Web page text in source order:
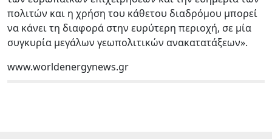
πολιτών και η χρήση του κάθετου διαδρόμου μπορεί
να κάνει τη διαφορά στην ευρύτερη περιοχή, σε μία
συγκυρία μεγάλων γεωπολιτικών ανακατατάξεων».
www.worldenergynews.gr